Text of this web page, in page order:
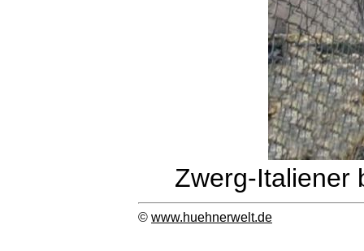
Zwerg-Italiener
© www.huehnerwelt.de